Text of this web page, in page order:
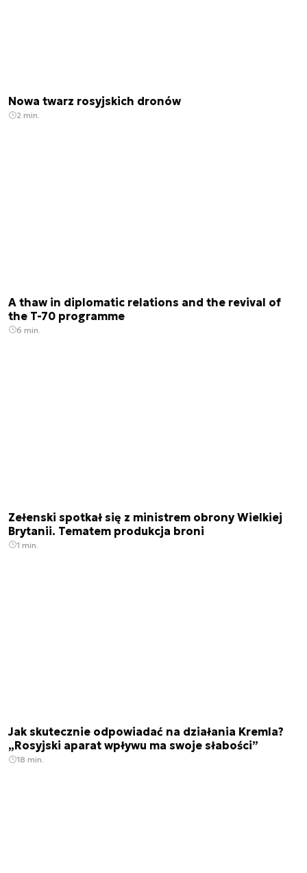
Nowa twarz rosyjskich dronów
2 min.
A thaw in diplomatic relations and the revival of
the T-70 programme
6 min.
Zełenski spotkał się z ministrem obrony Wielkiej
Brytanii. Tematem produkcja broni
1 min.
Jak skutecznie odpowiadać na działania Kremla?
„Rosyjski aparat wpływu ma swoje słabości”
18 min.